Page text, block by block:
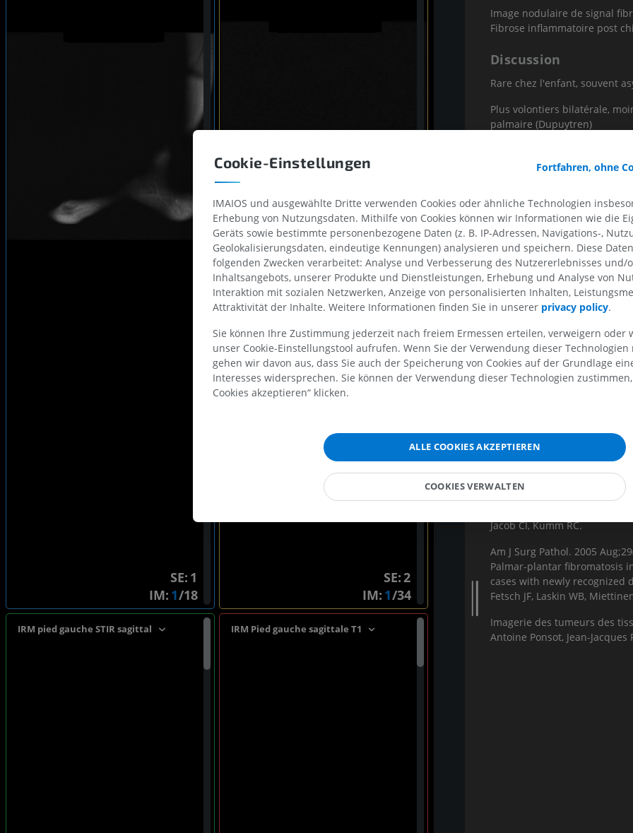
IM: /18
SE:
IM: /34
SE:
IRM pied gauche STIR sagittal IRM Pied gauche sagittale T1
Image nodulaire de signal
Fibrose inflammatoire post
Discussion
Rare chez l'enfant, souvent
Plus volontiers bilatérale,
palmaire (Dupuytren)
Extension en profondeur
Fibromatose multiple : forme
Traitement :
Surveillance si
Infiltration corticoïde non
Exérèse chirurgicale
Points clés
Pathologie rare chez l'enfant.
Rechercher une extension
Références
Pediatr Dermatol. 2000 Nov-
Benign anteromedial
Jacob CI, Kumm RC.
Am J Surg Pathol. 2005
Palmar-plantar fibromatosis
cases with newly
Fetsch JF, Laskin WB,
Imagerie des tumeurs des
Antoine Ponsot, Jean-Jacques
Cookie-Einstellungen Fortfahren, ohne
IMAIOS und ausgewählte Dritte verwenden Cookies oder ähnliche Technologien
Erhebung von Nutzungsdaten. Mithilfe von Cookies können wir Informationen wie die
Geräts sowie bestimmte personenbezogene Daten (z. B. IP-Adressen, Navigations-,
Geolokalisierungsdaten, eindeutige Kennungen) analysieren und speichern. Diese
folgenden Zwecken verarbeitet: Analyse und Verbesserung des Nutzererlebnisses und/
Inhaltsangebots, unserer Produkte und Dienstleistungen, Erhebung und Analyse von
Interaktion mit sozialen Netzwerken, Anzeige von personalisierten Inhalten,
Attraktivität der Inhalte. Weitere Informationen finden Sie in unserer privacy policy.
Sie können Ihre Zustimmung jederzeit nach freiem Ermessen erteilen, verweigern oder
unser Cookie-Einstellungstool aufrufen. Wenn Sie der Verwendung dieser
gehen wir davon aus, dass Sie auch der Speicherung von Cookies auf der Grundlage
Interesses widersprechen. Sie können der Verwendung dieser Technologien
Cookies akzeptieren“ klicken.
ALLE COOKIES AKZEPTIEREN
COOKIES VERWALTEN